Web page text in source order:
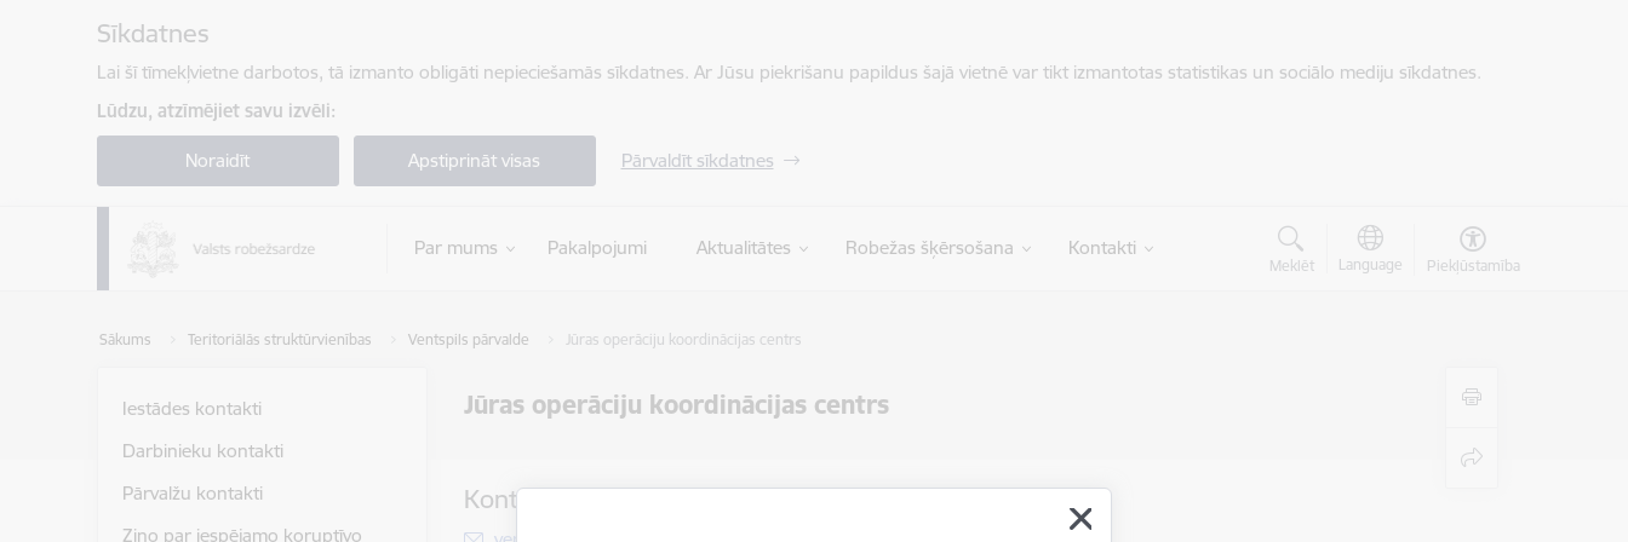
Sīkdatnes
Lai šī tīmekļvietne darbotos, tā izmanto obligāti nepieciešamās sīkdatnes. Ar Jūsu piekrišanu papildus šajā vietnē var tikt izmantotas statistikas un sociālo mediju sīkdatnes.
Lūdzu, atzīmējiet savu izvēli:
Noraidīt Apstiprināt visas Pārvaldīt sīkdatnes
Par mums Pakalpojumi Aktualitātes Robežas šķērsošana Kontakti
Meklēt Language Piekļūstamība
Sākums Teritoriālās struktūrvienības Ventspils pārvalde Jūras operāciju koordinācijas centrs
Jūras operāciju koordinācijas centrs
Iestādes kontakti
Darbinieku kontakti
Pārvalžu kontakti
Ziņo par iespējamo koruptīvo
Kontakti
E-pasts: